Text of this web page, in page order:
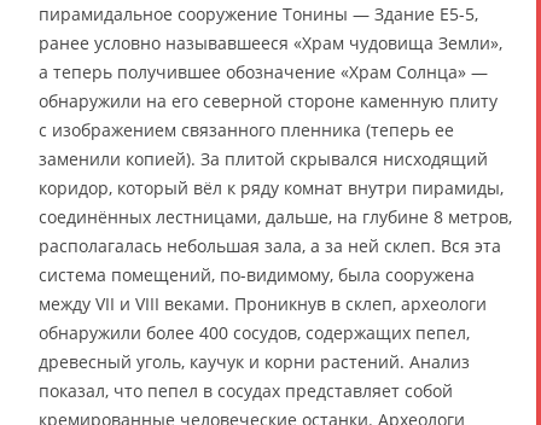
пирамидальное сооружение Тонины — Здание Е5-5,
ранее условно называвшееся «Храм чудовища Земли»,
а теперь получившее обозначение «Храм Солнца» —
обнаружили на его северной стороне каменную плиту
с изображением связанного пленника (теперь ее
заменили копией). За плитой скрывался нисходящий
коридор, который вёл к ряду комнат внутри пирамиды,
соединённых лестницами, дальше, на глубине 8 метров,
располагалась небольшая зала, а за ней склеп. Вся эта
система помещений, по-видимому, была сооружена
между VII и VIII веками. Проникнув в склеп, археологи
обнаружили более 400 сосудов, содержащих пепел,
древесный уголь, каучук и корни растений. Анализ
показал, что пепел в сосудах представляет собой
кремированные человеческие останки. Археологи